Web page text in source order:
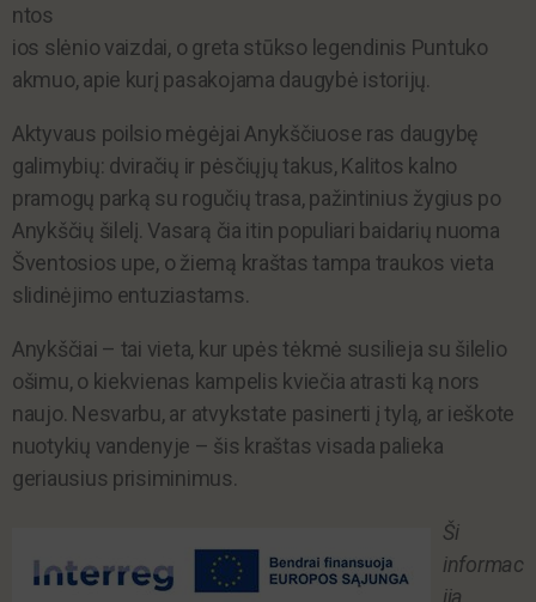
ntos
ios slėnio vaizdai, o greta stūkso legendinis Puntuko
akmuo, apie kurį pasakojama daugybė istorijų.
Aktyvaus poilsio mėgėjai Anykščiuose ras daugybę
galimybių: dviračių ir pėsčiųjų takus, Kalitos kalno
pramogų parką su rogučių trasa, pažintinius žygius po
Anykščių šilelį. Vasarą čia itin populiari baidarių nuoma
Šventosios upe, o žiemą kraštas tampa traukos vieta
slidinėjimo entuziastams.
Anykščiai – tai vieta, kur upės tėkmė susilieja su šilelio
ošimu, o kiekvienas kampelis kviečia atrasti ką nors
naujo. Nesvarbu, ar atvykstate pasinerti į tylą, ar ieškote
nuotykių vandenyje – šis kraštas visada palieka
geriausius prisiminimus.
Ši
informac
ija